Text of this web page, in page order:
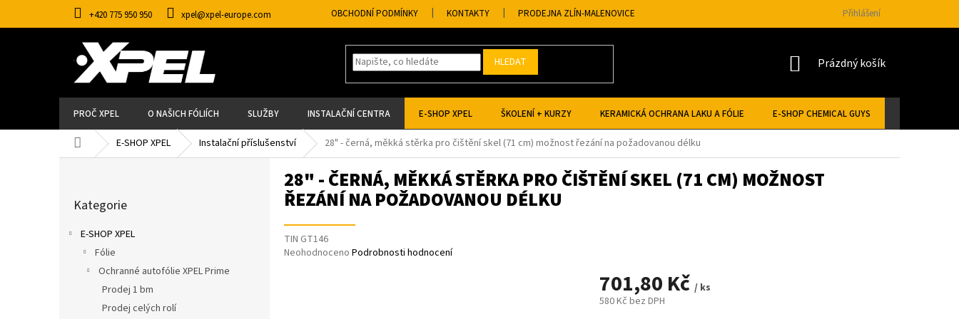
+420 775 950 950 xpel@xpel-europe.com OBCHODNÍ PODMÍNKY KONTAKTY PRODEJNA ZLÍN-MALENOVICE Přihlášení
HLEDAT
NÁKUPNÍ
Prázdný košík
PROČ XPEL O NAŠICH FÓLIÍCH SLUŽBY INSTALAČNÍ CENTRA E-SHOP XPEL ŠKOLENÍ + KURZY KERAMICKÁ OCHRANA LAKU A FÓLIE E-SHOP CHEMICAL GUYS
Domů E-SHOP XPEL Instalační příslušenství 28" - černá, měkká stěrka pro čištění skel (71 cm) možnost řezání na požadovanou délku
P
kategorie
Kategorie
E-SHOP XPEL
Fólie
Ochranné autofólie XPEL Prime
Prodej 1 bm
Prodej celých rolí
28" - ČERNÁ, MĚKKÁ STĚRKA PRO ČIŠTĚNÍ SKEL (71 CM) MOŽNOST
ŘEZÁNÍ NA POŽADOVANOU DÉLKU
TIN GT146
Průměrné
Neohodnoceno Podrobnosti hodnocení
701,80 Kč / ks
580 Kč bez DPH